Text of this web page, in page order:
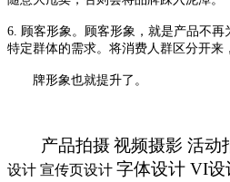
6. 顾客形象。顾客形象，就是产品不
特定群体的需求。将消费人群区分开来
牌形象也就提升了。
产品拍摄视频摄影 活动
设计 宣传页设计 字体设计 VI设